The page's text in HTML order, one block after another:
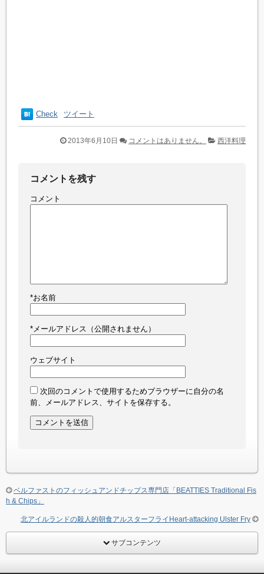
Check ツイート
2013年6月10日 コメントはありません。 西洋料理
コメントを残す
コメント
*お名前
*メールアドレス（公開されません）
ウェブサイト
次回のコメントで使用するためブラウザーに自分の名
前、メールアドレス、サイトを保存する。
ベルファストのフィッシュアンドチップス専門店「BEATTIES Traditional Fis
h & Chips」
北アイルランドの殺人的朝食アルスターフライHeart-attacking Ulster Fry
サブコンテンツ